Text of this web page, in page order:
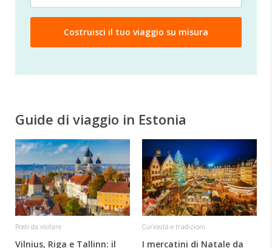
Guide di viaggio in Estonia
Posti da visitare
Vilnius, Riga e Tallinn: il
Curiosità e tradizioni
I mercatini di Natale da